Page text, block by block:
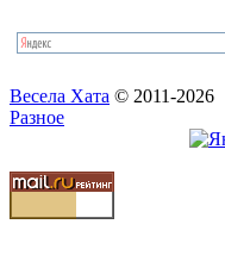
Весела Хата © 2011-2026
Разное